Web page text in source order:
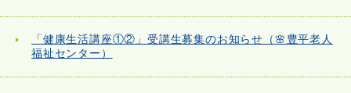
「健康生活講座①②」受講生募集のお知らせ（🌸豊平老人
福祉センター）